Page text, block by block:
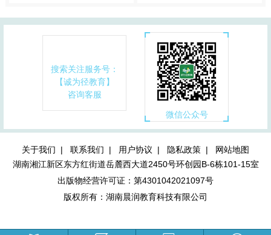
搜索关注服务号：
【诚为径教育】
咨询客服
微信公众号
关于我们 | 联系我们 | 用户协议 | 隐私政策 |
网站地图
湖南湘江新区东方红街道岳麓西大道2450号环创园B-6栋101-15室
出版物经营许可证：第4301042021097号
版权所有：湖南晨润教育科技有限公司